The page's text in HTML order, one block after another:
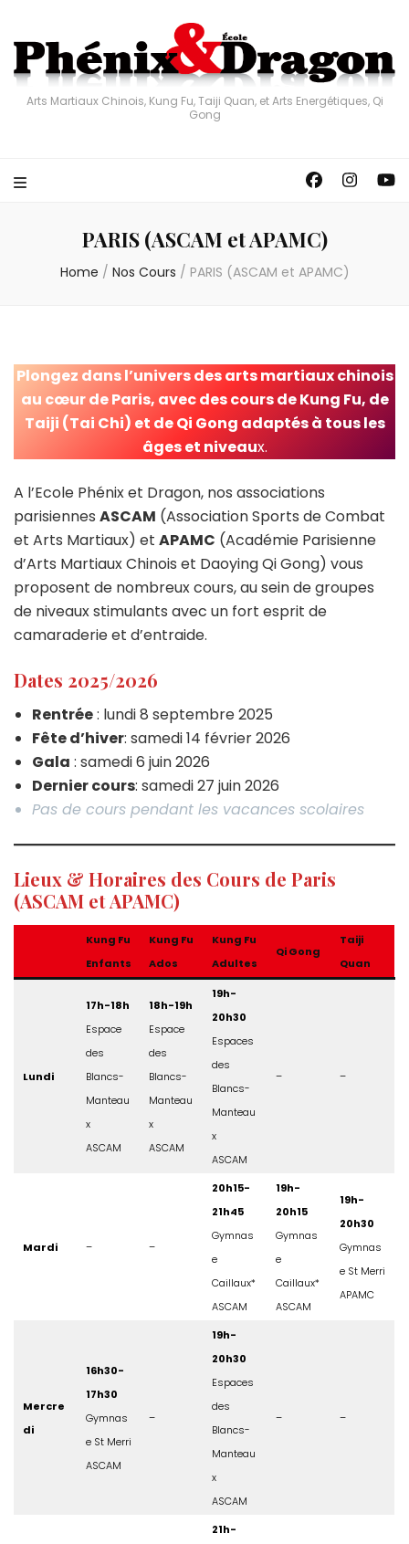
Arts Martiaux Chinois, Kung Fu, Taiji Quan, et Arts Energétiques, Qi
Gong
PARIS (ASCAM et APAMC)
Home / Nos Cours / PARIS (ASCAM et APAMC)
Plongez dans l’univers des arts martiaux chinois
au cœur de Paris, avec des cours de Kung Fu, de
Taiji (Tai Chi) et de Qi Gong adaptés à tous les
âges et niveaux.
A l’Ecole Phénix et Dragon, nos associations
parisiennes ASCAM (Association Sports de Combat
et Arts Martiaux) et APAMC (Académie Parisienne
d’Arts Martiaux Chinois et Daoying Qi Gong) vous
proposent de nombreux cours, au sein de groupes
de niveaux stimulants avec un fort esprit de
camaraderie et d’entraide.
Dates 2025/2026
Rentrée: lundi 8 septembre 2025
Fête d’hiver: samedi 14 février 2026
Gala : samedi 6 juin 2026
Dernier cours: samedi 27 juin 2026
Pas de cours pendant les vacances scolaires
Lieux & Horaires des Cours de Paris
(ASCAM et APAMC)
Kung Fu
Enfants
Kung Fu
Ados
Kung Fu
Adultes
Qi Gong
Taiji
Quan
Lundi
17h-18h
Espace
des
Blancs-
Manteau
x
ASCAM
18h-19h
Espace
des
Blancs-
Manteau
x
ASCAM
19h-
20h30
Espaces
des
Blancs-
Manteau
x
ASCAM
– –
Mardi – –
20h15-
21h45
Gymnas
e
Caillaux*
ASCAM
19h-
20h15
Gymnas
e
Caillaux*
ASCAM
19h-
20h30
Gymnas
e St Merri
APAMC
Mercre
di
16h30-
17h30
Gymnas
e St Merri
ASCAM
–
19h-
20h30
Espaces
des
Blancs-
Manteau
x
ASCAM
– –
21h-